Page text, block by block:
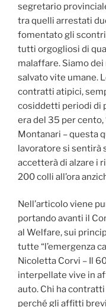
segretario
tra quelli arrestati
fomentato gli scontri
tutti orgogliosi di
malaffare. Siamo
salvato vite umane.
contratti atipici,
cosiddetti periodi di
era del 35 per
Montanari – questa
lavoratore si sentirà
accetterà di alzare i
200 colli all’ora
Nell’articolo viene
portando avanti il
al Welfare, sui
tutte “l’emergenza
Nicoletta Corvi – Il
interpellate vive in
auto. Chi ha
perché gli affitti